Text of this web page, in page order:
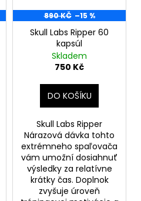
890 KČ –15 %
Skull Labs Ripper 60
kapsúl
Skladem
750 Kč
DO KOŠÍKU
Skull Labs Ripper
Nárazová dávka tohto
extrémneho spaľovača
vám umožní dosiahnuť
výsledky za relatívne
krátky čas. Doplnok
zvyšuje úroveň